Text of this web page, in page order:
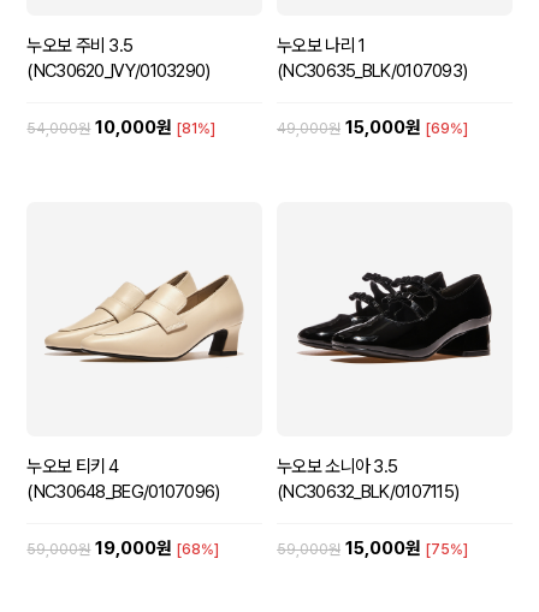
누오보 주비 3.5
(NC30620_IVY/0103290)
54,000원 10,000원 [81%]
누오보 나리 1
(NC30635_BLK/0107093)
49,000원 15,000원 [69%]
누오보 티키 4
(NC30648_BEG/0107096)
59,000원 19,000원 [68%]
누오보 소니아 3.5
(NC30632_BLK/0107115)
59,000원 15,000원 [75%]